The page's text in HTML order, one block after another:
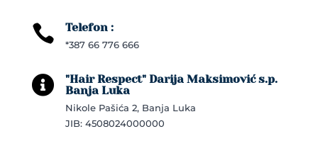
 Telefon :
*387 66 776 666

"Hair Respect" Darija Maksimović s.p.
Banja Luka
Nikole Pašića 2, Banja Luka
JIB: 4508024000000